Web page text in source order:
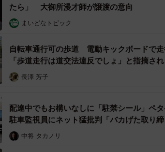
たら」 大御所漫才師が譲渡の意向
まいどなトピック
自転車通行可の歩道 電動キックボードで
「歩道走行は道交法違反でしょ」と指摘さ
長澤 芳子
配達中でもお構いなしに「駐禁シール」ペ
駐車監視員にネット猛批判「バカげた取り締
中将 タカノリ